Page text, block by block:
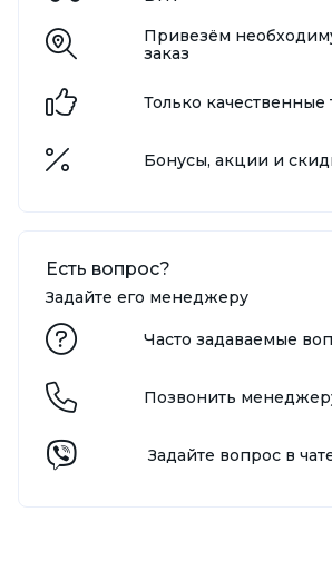
Привезём
заказ
Только качественные
Бонусы, акции и
Есть вопрос?
Задайте его менеджеру
Часто задаваемые
Позвонить
Задайте вопрос в